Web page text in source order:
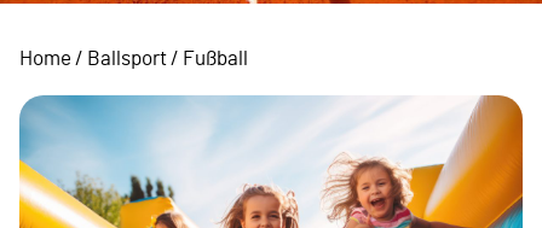
Home / Ballsport / Fußball